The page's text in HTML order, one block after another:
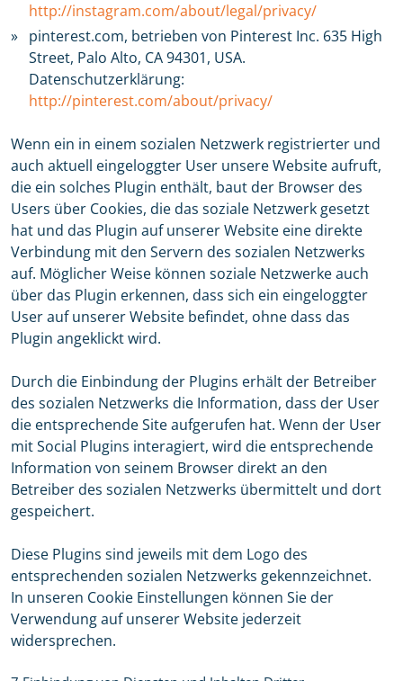
http://instagram.com/about/legal/privacy/
pinterest.com, betrieben von Pinterest Inc. 635 High
Street, Palo Alto, CA 94301, USA.
Datenschutzerklärung:
http://pinterest.com/about/privacy/
Wenn ein in einem sozialen Netzwerk registrierter und
auch aktuell eingeloggter User unsere Website aufruft,
die ein solches Plugin enthält, baut der Browser des
Users über Cookies, die das soziale Netzwerk gesetzt
hat und das Plugin auf unserer Website eine direkte
Verbindung mit den Servern des sozialen Netzwerks
auf. Möglicher Weise können soziale Netzwerke auch
über das Plugin erkennen, dass sich ein eingeloggter
User auf unserer Website befindet, ohne dass das
Plugin angeklickt wird.
Durch die Einbindung der Plugins erhält der Betreiber
des sozialen Netzwerks die Information, dass der User
die entsprechende Site aufgerufen hat. Wenn der User
mit Social Plugins interagiert, wird die entsprechende
Information von seinem Browser direkt an den
Betreiber des sozialen Netzwerks übermittelt und dort
gespeichert.
Diese Plugins sind jeweils mit dem Logo des
entsprechenden sozialen Netzwerks gekennzeichnet.
In unseren Cookie Einstellungen können Sie der
Verwendung auf unserer Website jederzeit
widersprechen.